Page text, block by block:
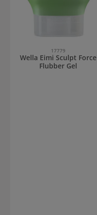
17779
Wella Eimi Sculpt Force
Flubber Gel